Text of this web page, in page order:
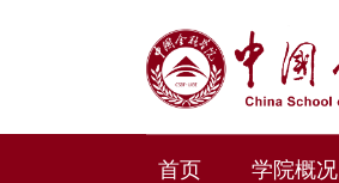
首页 学院概况